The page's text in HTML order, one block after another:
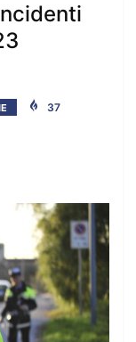
37